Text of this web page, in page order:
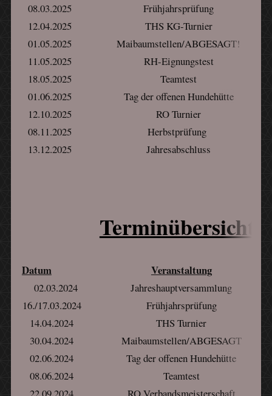
08.03.2025
Frühjahrsprüfung
12.04.2025
THS KG-Turnier
01.05.2025
Maibaumstellen/ABGESAGT!
11.05.2025
RH-Eignungstest
18.05.2025
Teamtest
01.06.2025
Tag der offenen Hundehütte
12.10.2025
RO Turnier
08.11.2025
Herbstprüfung
13.12.2025
Jahresabschluss
Terminübersicht
Datum Veranstaltung
02.03.2024
Jahreshauptversammlung
16./17.03.2024
Frühjahrsprüfung
14.04.2024
THS Turnier
30.04.2024
Maibaumstellen/ABGESAGT
02.06.2024
Tag der offenen Hundehütte
08.06.2024
Teamtest
22.09.2024
RO Verbandsmeisterschaft